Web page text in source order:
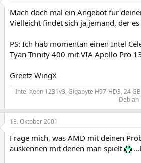
Mach doch mal ein Angebot für
Vielleicht findet sich ja jemand, der
PS: Ich hab momentan einen Intel
Tyan Trinity 400 mit VIA Apollo Pro
Greetz WingX
Intel Xeon 1231v3, Gigabyte H97-HD3, 24
Debian
18. Oktober 2001
Frage mich, was AMD mit deinen
auskennen mit denen man spielt